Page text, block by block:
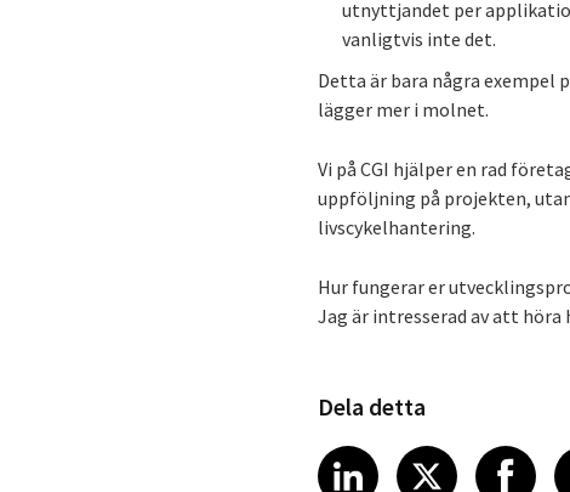
utnyttjandet per
vanligtvis inte det.
Detta är bara några exempel
lägger mer i molnet.
Vi på CGI hjälper en rad
uppföljning på projekten,
livscykelhantering.
Hur fungerar er
Jag är intresserad av att höra
Dela detta
Share article
LinkedIn
Share
X